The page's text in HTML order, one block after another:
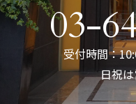
03-
受付時間：
日祝